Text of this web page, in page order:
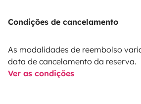
Condições de cancelamento
As modalidades de reembolso
data de cancelamento da reserva.
Ver as condições